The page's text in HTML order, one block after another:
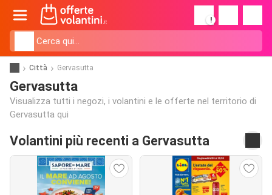
!
Città Gervasutta
Gervasutta
Visualizza tutti i negozi, i volantini e le offerte nel territorio di
Gervasutta qui
Volantini più recenti a Gervasutta